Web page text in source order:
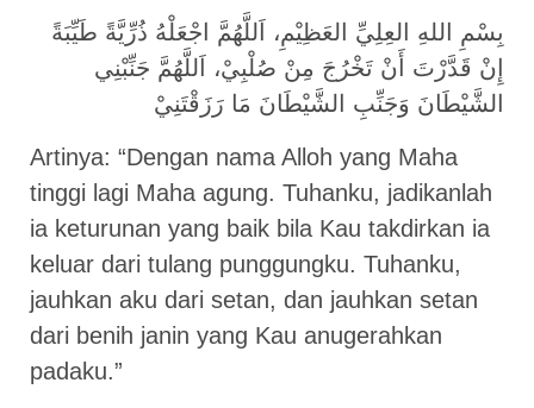
بِسْمِ اللهِ العِلِيِّ العَظِيْمِ، اَللَّهُمَّ اجْعَلْهُ ذُرِّيَّةً طَيِّبَةً
إِنْ قَدَّرْتَ أَنْ تَخْرُجَ مِنْ صُلْبِيْ، اَللَّهُمَّ جَنِّبْنِي
الشَّيْطَانَ وَجَنِّبِ الشَّيْطَانَ مَا رَزَقْتَنِيْ
Artinya: “Dengan nama Alloh yang Maha
tinggi lagi Maha agung. Tuhanku, jadikanlah
ia keturunan yang baik bila Kau takdirkan ia
keluar dari tulang punggungku. Tuhanku,
jauhkan aku dari setan, dan jauhkan setan
dari benih janin yang Kau anugerahkan
padaku.”